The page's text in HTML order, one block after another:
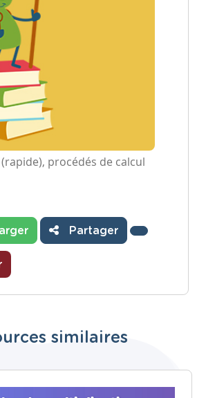
procédés de calcul
Partager
similaires